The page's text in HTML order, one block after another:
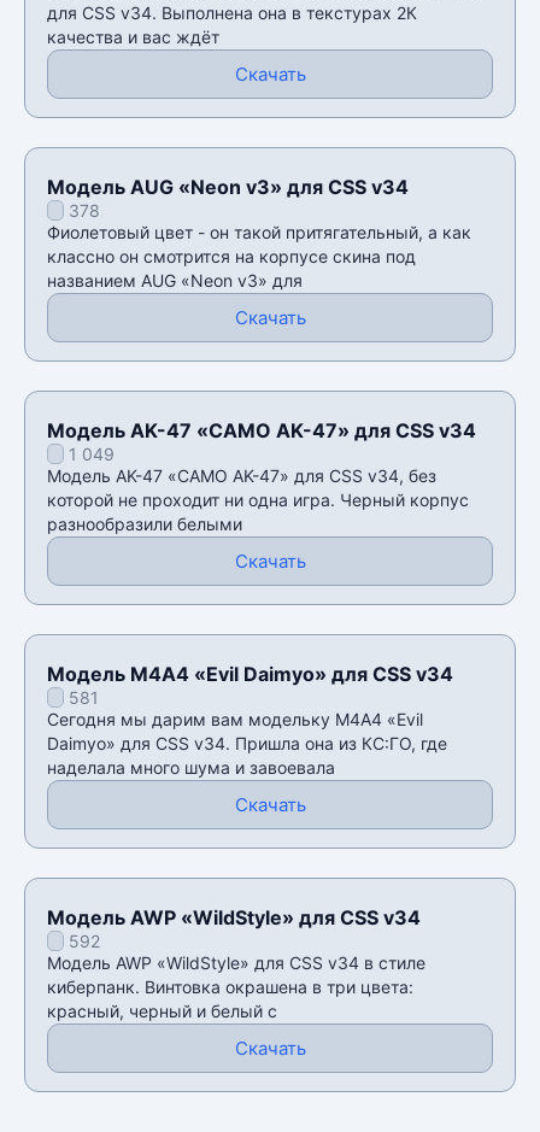
для CSS v34. Выполнена она в текстурах 2К
качества и вас ждëт
Скачать
Модель AUG «Neon v3» для CSS v34
378
Фиолетовый цвет - он такой притягательный, а как
классно он смотрится на корпусе скина под
названием AUG «Neon v3» для
Скачать
Модель AK-47 «CAMO AK-47» для CSS v34
1 049
Модель AK-47 «CAMO AK-47» для CSS v34, без
которой не проходит ни одна игра. Черный корпус
разнообразили белыми
Скачать
Модель М4А4 «Evil Daimyo» для CSS v34
581
Сегодня мы дарим вам модельку М4А4 «Evil
Daimyo» для CSS v34. Пришла она из КС:ГО, где
наделала много шума и завоевала
Скачать
Модель AWP «WildStyle» для CSS v34
592
Модель AWP «WildStyle» для CSS v34 в стиле
киберпанк. Винтовка окрашена в три цвета:
красный, черный и белый с
Скачать